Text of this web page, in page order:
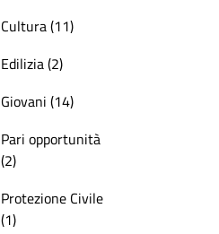
Cultura (11)
Edilizia (2)
Giovani (14)
Pari opportunità
(2)
Protezione Civile
(1)